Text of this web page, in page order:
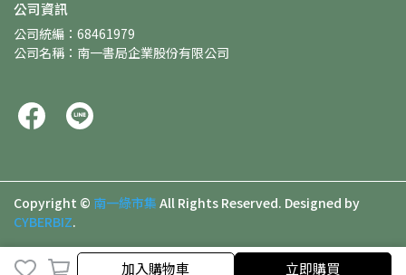
加入購物車 立即購買
公司資訊
公司統編：68461979
公司名稱：南一書局企業股份有限公司
Copyright © 南一綠市集 All Rights Reserved. Designed by
CYBERBIZ.